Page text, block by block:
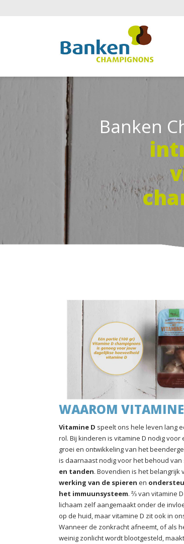
Banken
WAAROM
Vitamine D speelt ons hele leven lang
rol. Bij kinderen is vitamine D nodig voor
groei en ontwikkeling van het
is daarnaast nodig voor het behoud van
en tanden. Bovendien is het belangrijk
werking van de spieren en
het immuunsysteem. ⅔ van vitamine
lichaam zelf aangemaakt onder de
op de huid, maar vitamine D zit ook in
Wanneer de zonkracht afneemt, of als
weinig zonlicht wordt blootgesteld,